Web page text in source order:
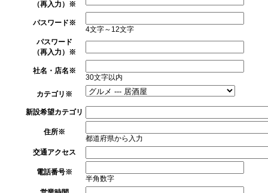
（再入力） ※
パスワード※
4文字～12文字
パスワード
（再入力） ※
社名・店名※
30文字以内
カテゴリ ※
新設希望カテゴリ
住所※
都道府県から入力
交通アクセス
電話番号※
半角数字